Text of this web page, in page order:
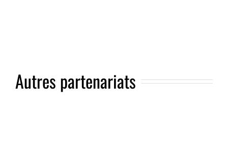
Autres partenariats